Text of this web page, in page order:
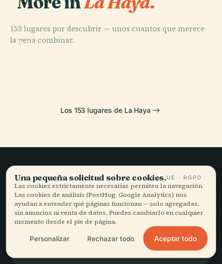
153 lugares por descubrir — unos cuantos que merece
la pena combinar.
PLACE
PLACE
PLACE
Los 153 lugares de La Haya
Viajar sin prisa,
bien contado.
MANTENTE AL DÍA
Unirme
Una pequeña solicitud sobre cookies.UE · RGPD
Las cookies estrictamente necesarias permiten la navegación.
Las cookies de análisis (PostHog, Google Analytics) nos
ayudan a entender qué páginas funcionan — solo agregadas,
sin anuncios ni venta de datos. Puedes cambiarlo en cualquier
momento desde el pie de página.
Personalizar Rechazar todo Aceptar todo